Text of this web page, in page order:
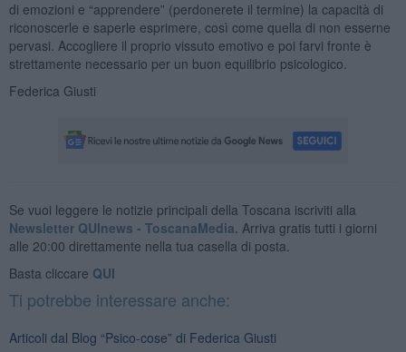
di emozioni e “apprendere” (perdonerete il termine) la capacità di
riconoscerle e saperle esprimere, così come quella di non esserne
pervasi. Accogliere il proprio vissuto emotivo e poi farvi fronte è
strettamente necessario per un buon equilibrio psicologico.
Federica Giusti
Se vuoi leggere le notizie principali della Toscana iscriviti alla
Newsletter QUInews - ToscanaMedia. Arriva gratis tutti i giorni
alle 20:00 direttamente nella tua casella di posta.
Basta cliccare QUI
Ti potrebbe interessare anche:
Articoli dal Blog “Psico-cose” di Federica Giusti